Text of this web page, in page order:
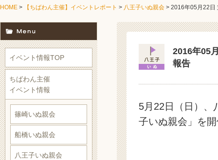
HOME > 【ちばわん主催】イベントレポート > 八王子いぬ親会 > 2016年05月22日
2016年05
報告
5月22日（日）
子いぬ親会」を
イベント情報TOP
ちばわん主催
イベント情報
篠崎いぬ親会
船橋いぬ親会
八王子いぬ親会